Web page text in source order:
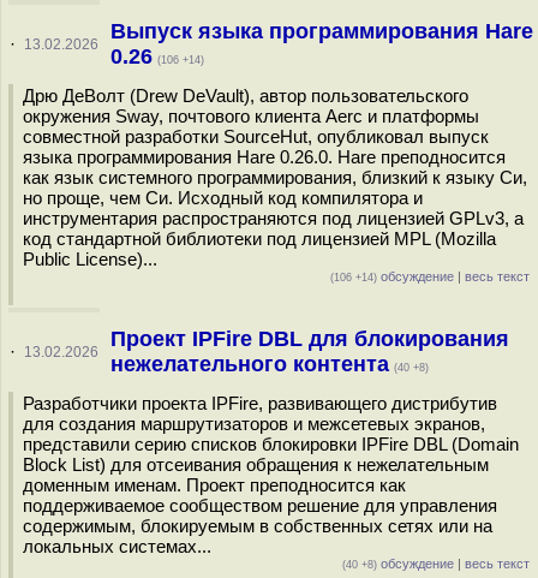
· 13.02.2026
Выпуск языка программирования Hare
0.26 (106 +14)
Дрю ДеВолт (Drew DeVault), автор пользовательского
окружения Sway, почтового клиента Aerc и платформы
совместной разработки SourceHut, опубликовал выпуск
языка программирования Hare 0.26.0. Hare преподносится
как язык системного программирования, близкий к языку Си,
но проще, чем Си. Исходный код компилятора и
инструментария распространяются под лицензией GPLv3, а
код стандартной библиотеки под лицензией MPL (Mozilla
Public License)...
(106 +14) обсуждение | весь текст
· 13.02.2026
Проект IPFire DBL для блокирования
нежелательного контента (40 +8)
Разработчики проекта IPFire, развивающего дистрибутив
для создания маршрутизаторов и межсетевых экранов,
представили серию списков блокировки IPFire DBL (Domain
Block List) для отсеивания обращения к нежелательным
доменным именам. Проект преподносится как
поддерживаемое сообществом решение для управления
содержимым, блокируемым в собственных сетях или на
локальных системах...
(40 +8) обсуждение | весь текст